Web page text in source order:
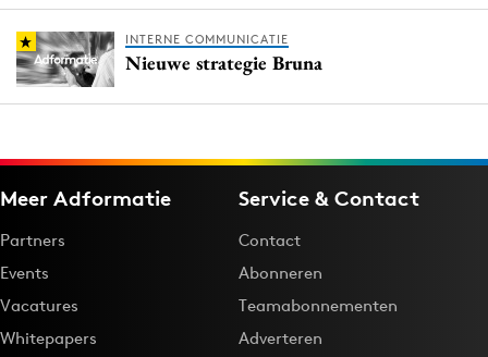
INTERNE COMMUNICATIE
Nieuwe strategie Bruna
Meer Adformatie
Partners
Events
Vacatures
Whitepapers
Service & Contact
Contact
Abonneren
Teamabonnementen
Adverteren